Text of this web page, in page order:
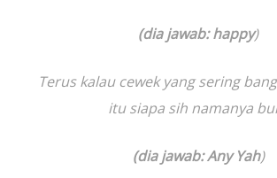
(dia jawab: happy)
Terus kalau cewek yang sering
itu siapa sih namanya
(dia jawab: Any Yah)